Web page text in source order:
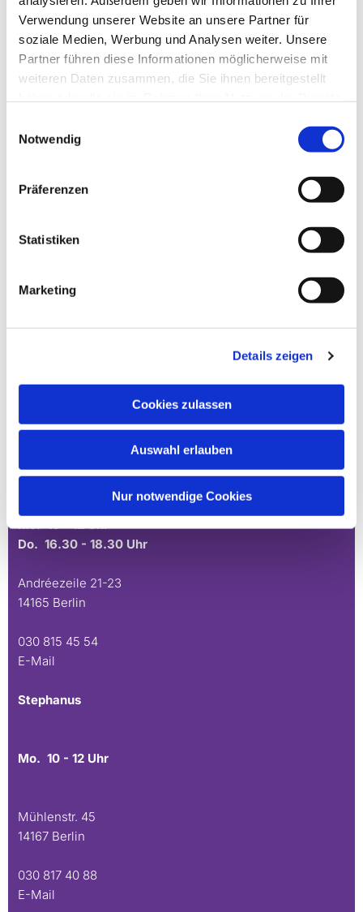
Verwendung unserer Website an unsere Partner für
soziale Medien, Werbung und Analysen weiter. Unsere
Partner führen diese Informationen möglicherweise mit
weiteren Daten zusammen, die Sie ihnen bereitgestellt
Notwendig
Präferenzen
Statistiken
Marketing
Details zeigen
Cookies zulassen
Auswahl erlauben
Nur notwendige Cookies
Ev. Gesamtkirchengemeinde Zehlendorf-Süd
kontakt@evkirchezehlendorfsued.de
Bürozeiten an den Standorten der Ortskirchen
Do. 16.30 - 18.30 Uhr
Andréezeile 21-23
14165 Berlin
030 815 45 54
E-Mail
Stephanus
Mo. 10 - 12 Uhr
Mühlenstr. 45
14167 Berlin
030 817 40 88
E-Mail